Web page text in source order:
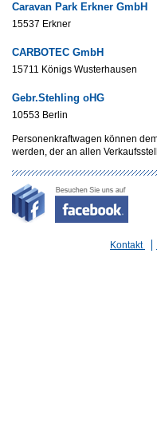
Caravan Park Erkner GmbH
15537 Erkner
CARBOTEC GmbH
15711 Königs Wusterhausen
Gebr.Stehling oHG
10553 Berlin
Personenkraftwagen können
werden, der an allen
Kontakt